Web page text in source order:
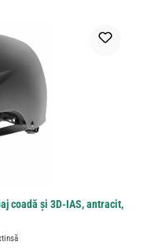
coadă și 3D-IAS, antracit,